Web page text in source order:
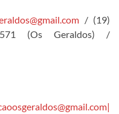
/ (19)
(Os Geraldos) /